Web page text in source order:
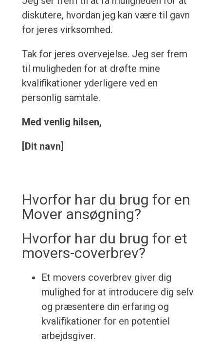
diskutere, hvordan jeg kan være til gavn
for jeres virksomhed.
Tak for jeres overvejelse. Jeg ser frem
til muligheden for at drøfte mine
kvalifikationer yderligere ved en
personlig samtale.
Med venlig hilsen,
[Dit navn]
Hvorfor har du brug for en
Mover ansøgning?
Hvorfor har du brug for et
movers-coverbrev?
Et movers coverbrev giver dig
mulighed for at introducere dig selv
og præsentere din erfaring og
kvalifikationer for en potentiel
arbejdsgiver.